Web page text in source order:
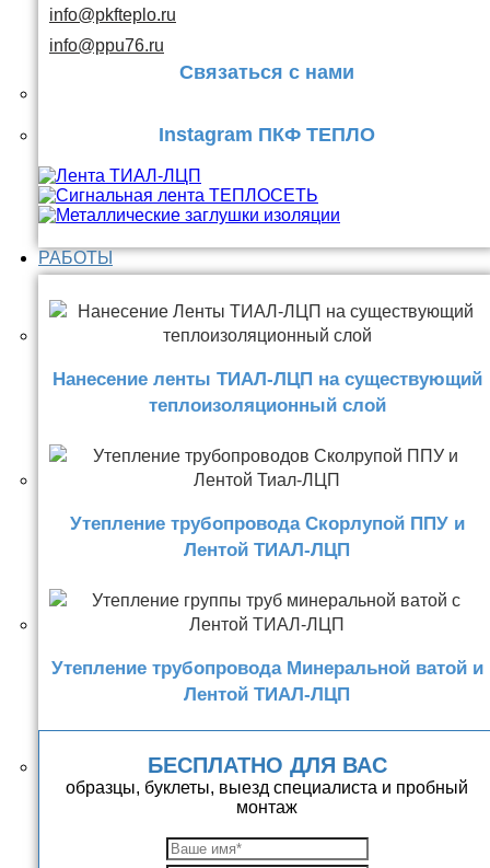
info@pkfteplo.ru
info@ppu76.ru
Связаться с нами
Instagram ПКФ ТЕПЛО
РАБОТЫ
Нанесение ленты ТИАЛ-ЛЦП на существующий
теплоизоляционный слой
Утепление трубопровода Скорлупой ППУ и
Лентой ТИАЛ-ЛЦП
Утепление трубопровода Минеральной ватой и
Лентой ТИАЛ-ЛЦП
БЕСПЛАТНО ДЛЯ ВАС
образцы, буклеты, выезд специалиста и пробный
монтаж